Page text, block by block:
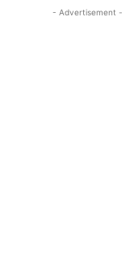
- Advertisement -